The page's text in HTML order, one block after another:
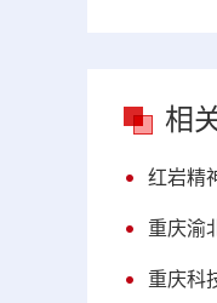
相
红岩精
重庆渝
重庆科